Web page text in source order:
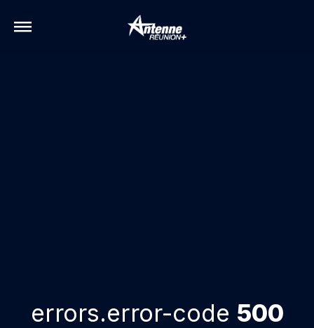
errors.error-code 500